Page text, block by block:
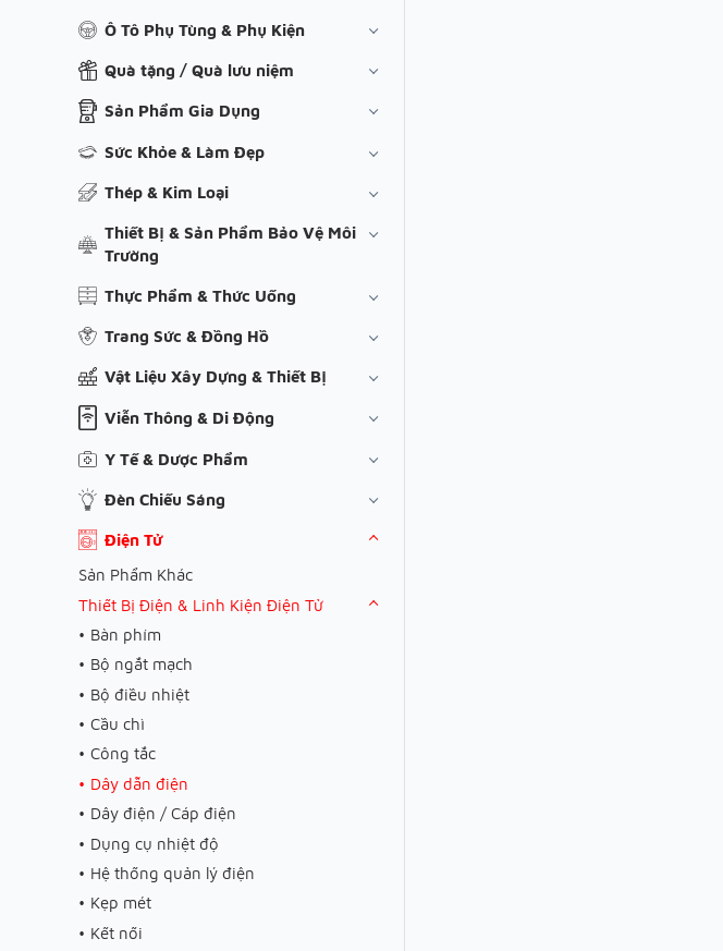
Ô Tô Phụ Tùng & Phụ Kiện
Quà tặng / Quà lưu niệm
Sản Phẩm Gia Dụng
Sức Khỏe & Làm Đẹp
Thép & Kim Loại
Thiết Bị & Sản Phẩm Bảo Vệ Môi
Trường
Thực Phẩm & Thức Uống
Trang Sức & Đồng Hồ
Vật Liệu Xây Dựng & Thiết Bị
Viễn Thông & Di Động
Y Tế & Dược Phẩm
Đèn Chiếu Sáng
Điện Tử
Sản Phẩm Khác
Thiết Bị Điện & Linh Kiện Điện Tử
Bàn phím
Bộ ngắt mạch
Bộ điều nhiệt
Cầu chì
Công tắc
Dây dẫn điện
Dây điện / Cáp điện
Dụng cụ nhiệt độ
Hệ thống quản lý điện
Kẹp mét
Kết nối